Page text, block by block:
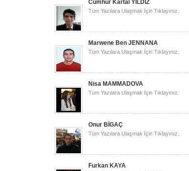
Cumhur Kartal YILDIZ
Tüm Yazılara Ulaşmak İçin Tıklayınız.
Marwene Ben JENNANA
Tüm Yazılara Ulaşmak İçin Tıklayınız.
Nisa MAMMADOVA
Tüm Yazılara Ulaşmak İçin Tıklayınız.
Onur BİGAÇ
Tüm Yazılara Ulaşmak İçin Tıklayınız.
Furkan KAYA